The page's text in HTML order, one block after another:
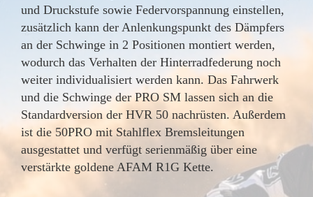
und Druckstufe sowie Federvorspannung einstellen,
zusätzlich kann der Anlenkungspunkt des Dämpfers
an der Schwinge in 2 Positionen montiert werden,
wodurch das Verhalten der Hinterradfederung noch
weiter individualisiert werden kann. Das Fahrwerk
und die Schwinge der PRO SM lassen sich an die
Standardversion der HVR 50 nachrüsten. Außerdem
ist die 50PRO mit Stahlflex Bremsleitungen
ausgestattet und verfügt serienmäßig über eine
verstärkte goldene AFAM R1G Kette.